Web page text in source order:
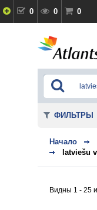
0 0 0
Начало
latviešu
Видны 1 - 25
ФИЛЬТРЫ